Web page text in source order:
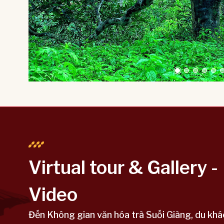
Virtual tour & Gallery -
Video
Đến Không gian văn hóa trà Suối Giàng, du